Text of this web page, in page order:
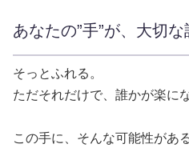
あなたの”手”が、大切
そっとふれる。
ただそれだけで、誰かが楽にな
この手に、そんな可能性があ